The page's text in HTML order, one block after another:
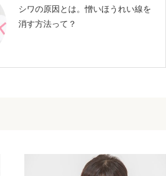
シワの原因とは。憎いほうれい線を
消す方法って？